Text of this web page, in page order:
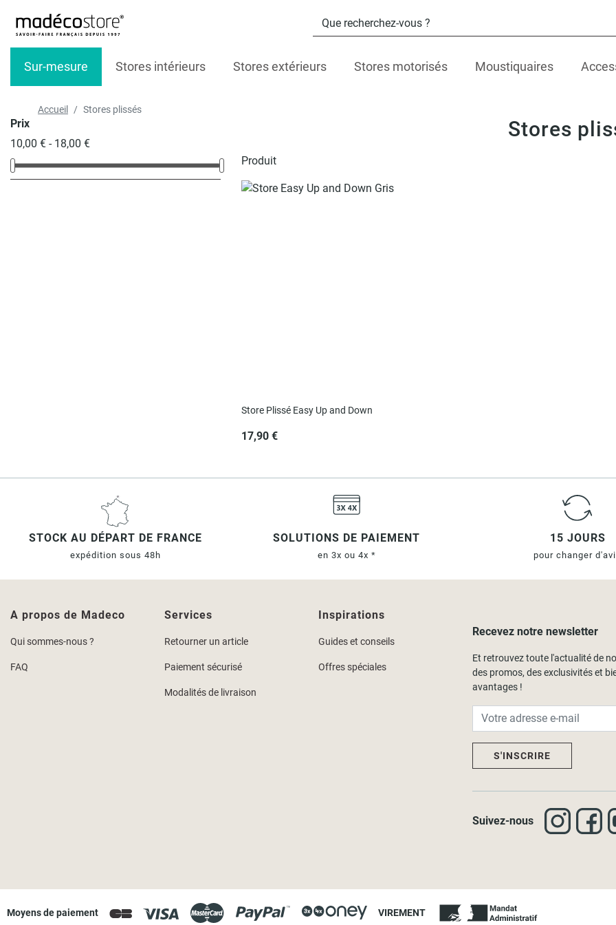
Sur-mesure Stores intérieurs Stores extérieurs Stores motorisés Moustiquaires
Accueil Stores plissés
Stores
Produit
Store Plissé Easy Up and Down
17,90 €
Prix
10,00 € - 18,00 €
STOCK AU DÉPART DE FRANCE
expédition sous 48h
SOLUTIONS DE PAIEMENT
en 3x ou 4x *
15 JOURS
pour changer
A propos de Madeco
Qui sommes-nous ?
FAQ
Services
Retourner un article
Paiement sécurisé
Modalités de livraison
Inspirations
Guides et conseils
Offres spéciales
Recevez notre newsletter
Et retrouvez toute l'actualité de
des promos, des exclusivités et
avantages !
S'INSCRIRE
Suivez-nous
Moyens de paiement VIREMENT